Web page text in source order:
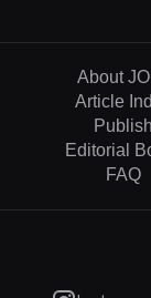
About
Article
Publish
Editorial
FAQ